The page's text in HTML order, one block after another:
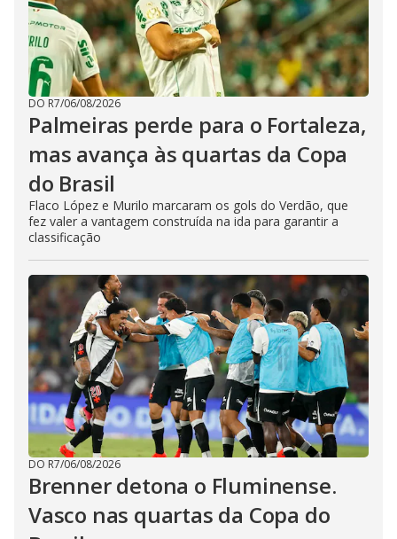
DO R7/06/08/2026
Palmeiras perde para o Fortaleza,
mas avança às quartas da Copa
do Brasil
Flaco López e Murilo marcaram os gols do Verdão, que
fez valer a vantagem construída na ida para garantir a
classificação
DO R7/06/08/2026
Brenner detona o Fluminense.
Vasco nas quartas da Copa do